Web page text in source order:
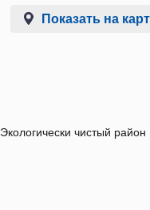
Показать на
Экологически чистый район